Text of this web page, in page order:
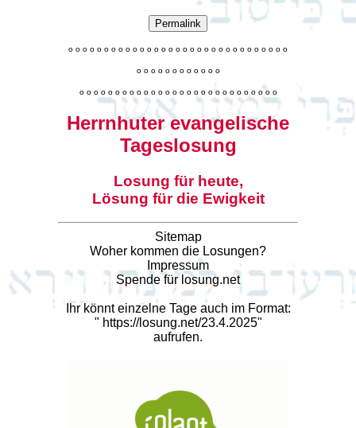
Permalink
o o o o o o o o o o o o o o o o o o o o o o o o o o o o o o o
o o o o o o o o o o o o
o o o o o o o o o o o o o o o o o o o o o o o o o o o o
Herrnhuter evangelische
Tageslosung
Losung für heute,
Lösung für die Ewigkeit
Sitemap
Woher kommen die Losungen?
Impressum
Spende für losung.net
Ihr könnt einzelne Tage auch im Format:
" https://losung.net/23.4.2025"
aufrufen.